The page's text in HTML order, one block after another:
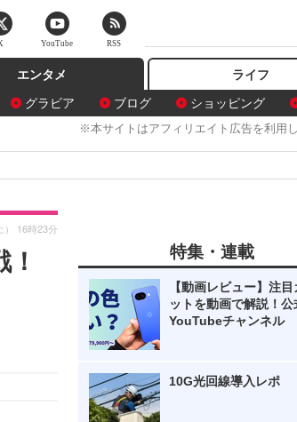
エンタメ
グラビア ブログ ショッピング
ライフ
※本サイトはアフィリエイト広告を利用
） 16時23分
特集・連載
【動画レビュー】注
ットを動画で解説！公
YouTubeチャンネル
10G光回線導入レポ
YouTube RSS